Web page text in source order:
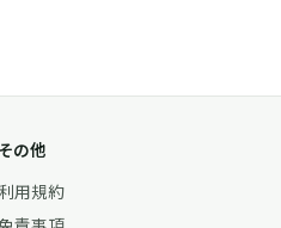
その他
利用規約